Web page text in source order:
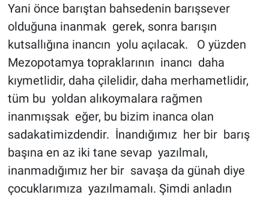
Yani önce barıştan bahsedenin barışsever
olduğuna inanmak gerek, sonra barışın
kutsallığına inancın yolu açılacak. O yüzden
Mezopotamya topraklarının inancı daha
kıymetlidir, daha çilelidir, daha merhametlidir,
tüm bu yoldan alıkoymalara rağmen
inanmışsak eğer, bu bizim inanca olan
sadakatimizdendir. İnandığımız her bir barış
başına en az iki tane sevap yazılmalı,
inanmadığımız her bir savaşa da günah diye
çocuklarımıza yazılmamalı. Şimdi anladın